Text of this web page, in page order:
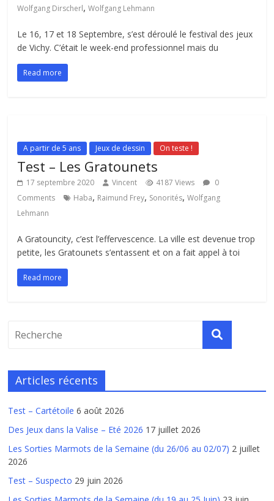
Wolfgang Dirscherl,Wolfgang Lehmann
Le 16, 17 et 18 Septembre, s’est déroulé le festival des jeux
de Vichy. C’était le week-end professionnel mais du
Read more
A partir de 5 ans Jeux de dessin On teste !
Test – Les Gratounets
17 septembre 2020 Vincent 4187 Views
0
Comments
Haba, Raimund Frey, Sonorités,Wolfgang
Lehmann
A Gratouncity, c’est l’effervescence. La ville est devenue trop
petite, les Gratounets s’entassent et on a fait appel à toi
Read more
Articles récents
Test – Cartétoile 6 août 2026
Des Jeux dans la Valise – Eté 2026 17 juillet 2026
Les Sorties Marmots de la Semaine (du 26/06 au 02/07) 2 juillet
2026
Test – Suspecto 29 juin 2026